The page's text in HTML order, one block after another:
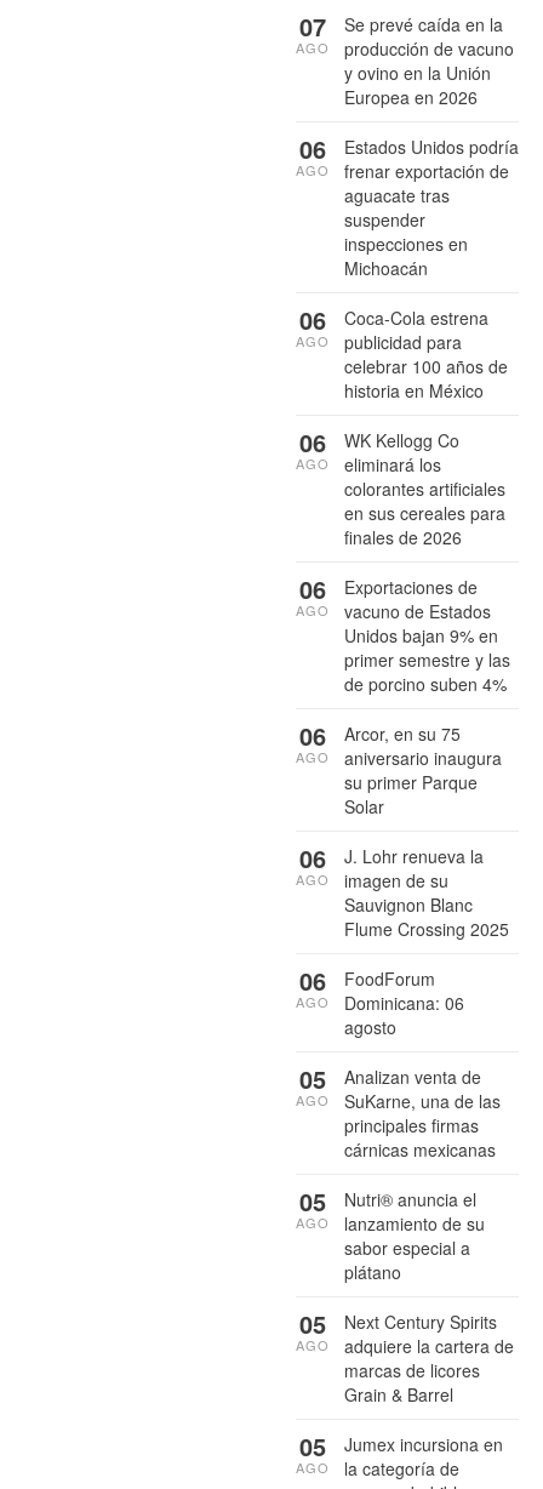
Se prevé caída en la
producción de vacuno
y ovino en la Unión
Europea en 2026
07
AGO
Estados Unidos podría
frenar exportación de
aguacate tras
suspender
inspecciones en
Michoacán
06
AGO
Coca-Cola estrena
publicidad para
celebrar 100 años de
historia en México
06
AGO
WK Kellogg Co
eliminará los
colorantes artificiales
en sus cereales para
finales de 2026
06
AGO
Exportaciones de
vacuno de Estados
Unidos bajan 9% en
primer semestre y las
de porcino suben 4%
06
AGO
Arcor, en su 75
aniversario inaugura
su primer Parque
Solar
06
AGO
J. Lohr renueva la
imagen de su
Sauvignon Blanc
Flume Crossing 2025
06
AGO
FoodForum
Dominicana: 06
agosto
06
AGO
Analizan venta de
SuKarne, una de las
principales firmas
cárnicas mexicanas
05
AGO
Nutri® anuncia el
lanzamiento de su
sabor especial a
plátano
05
AGO
Next Century Spirits
adquiere la cartera de
marcas de licores
Grain & Barrel
05
AGO
Jumex incursiona en
la categoría de
05
AGO